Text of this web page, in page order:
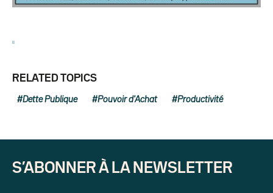
RELATED TOPICS
Dette Publique Pouvoir d'Achat Productivité
S’ABONNER À LA NEWSLETTER